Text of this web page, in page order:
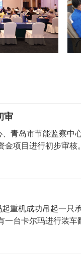
审
青岛市节能监察
金项目进行初步审核
重机成功吊起一
一台卡尔玛进行装车